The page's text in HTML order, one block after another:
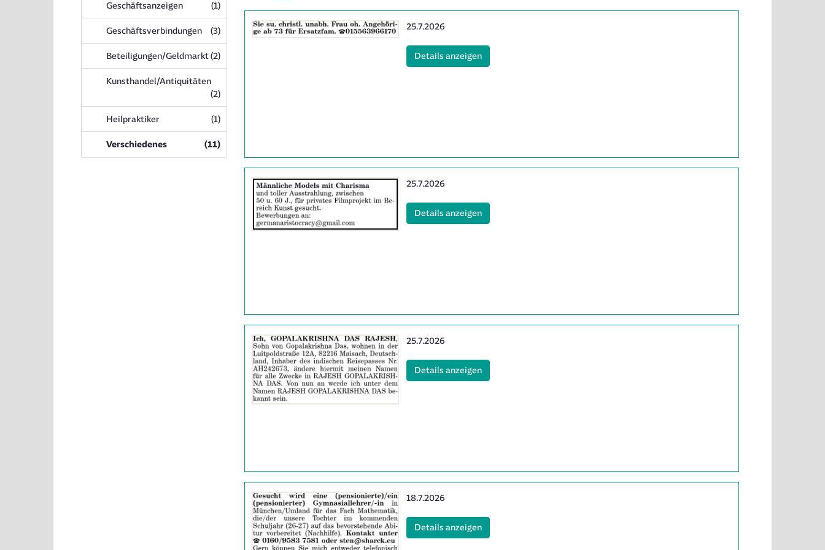
Geschäftsanzeigen (1Anzeigen
)
Geschäftsverbindungen (3Anzeigen
)
Beteiligungen/Geldmarkt(2Anzeigen
)
Kunsthandel/Antiquitäten
(2Anzeigen
)
Heilpraktiker (1Anzeigen
)
Verschiedenes (11Anzeigen
)
Anzeige
Erscheinungsdatum:
25.7.2026
Details anzeigen(ID: 2061883)
Anzeige
2061980
anzeigen
Erscheinungsdatum:
25.7.2026
Details anzeigen(ID: 2061980)
Anzeige
2061991
anzeigen
Info:
Erscheinungsdatum:
25.7.2026
Details anzeigen(ID: 2061991)
Anzeige
2060421
anzeigen
Erscheinungsdatum:
18.7.2026
Details anzeigen(ID: 2060421)